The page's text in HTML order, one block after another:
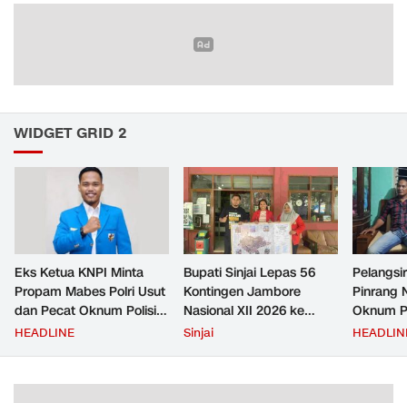
WIDGET GRID 2
Eks Ketua KNPI Minta
Propam Mabes Polri Usut
dan Pecat Oknum Polisi
Beking Pelangsir Solar di
HEADLINE
Bupati Sinjai Lepas 56
Kontingen Jambore
Nasional XII 2026 ke
Cibubur
Sinjai
Pinrang
Oknum
Rp2,5